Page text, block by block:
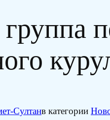
Султанв категории